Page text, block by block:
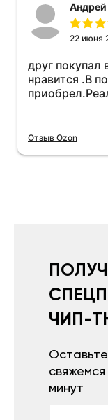
всё
дополню позже ещё
км.Дополняю
более
Андрей
22 июня
друг покупал
нравится .В
Отзыв Ozon
ЧИП-
минут